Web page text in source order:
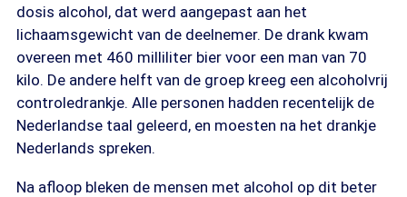
dosis alcohol, dat werd aangepast aan het
lichaamsgewicht van de deelnemer. De drank kwam
overeen met 460 milliliter bier voor een man van 70
kilo. De andere helft van de groep kreeg een alcoholvrij
controledrankje. Alle personen hadden recentelijk de
Nederlandse taal geleerd, en moesten na het drankje
Nederlands spreken.
Na afloop bleken de mensen met alcohol op dit beter